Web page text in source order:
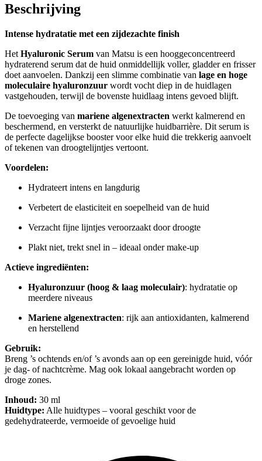
Beschrijving
Intense hydratatie met een zijdezachte finish
Het Hyaluronic Serum van Matsu is een hooggeconcentreerd
hydraterend serum dat de huid onmiddellijk voller, gladder en frisser
doet aanvoelen. Dankzij een slimme combinatie van lage en hoge
moleculaire hyaluronzuur wordt vocht diep in de huidlagen
vastgehouden, terwijl de bovenste huidlaag intens gevoed blijft.
De toevoeging van mariene algenextracten werkt kalmerend en
beschermend, en versterkt de natuurlijke huidbarrière. Dit serum is
de perfecte dagelijkse booster voor elke huid die trekkerig aanvoelt
of tekenen van droogtelijntjes vertoont.
Voordelen:
Hydrateert intens en langdurig
Verbetert de elasticiteit en soepelheid van de huid
Verzacht fijne lijntjes veroorzaakt door droogte
Plakt niet, trekt snel in – ideaal onder make-up
Actieve ingrediënten:
Hyaluronzuur (hoog & laag moleculair): hydratatie op
meerdere niveaus
Mariene algenextracten: rijk aan antioxidanten, kalmerend
en herstellend
Gebruik:
Breng ’s ochtends en/of ’s avonds aan op een gereinigde huid, vóór
je dag- of nachtcrème. Mag ook lokaal aangebracht worden op
droge zones.
Inhoud: 30 ml
Huidtype: Alle huidtypes – vooral geschikt voor de
gedehydrateerde, vermoeide of gevoelige huid